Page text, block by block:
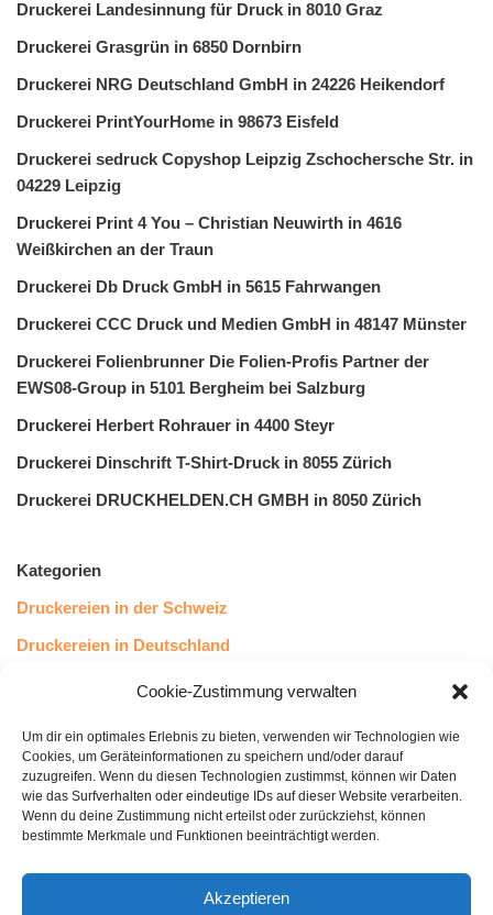
Cookie-Zustimmung verwalten
Um dir ein optimales Erlebnis zu bieten, verwenden wir Technologien wie
Cookies, um Geräteinformationen zu speichern und/oder darauf
zuzugreifen. Wenn du diesen Technologien zustimmst, können wir Daten
wie das Surfverhalten oder eindeutige IDs auf dieser Website verarbeiten.
Wenn du deine Zustimmung nicht erteilst oder zurückziehst, können
bestimmte Merkmale und Funktionen beeinträchtigt werden.
Akzeptieren
Druckerei Landesinnung für Druck in 8010 Graz
Druckerei Grasgrün in 6850 Dornbirn
Druckerei NRG Deutschland GmbH in 24226 Heikendorf
Druckerei PrintYourHome in 98673 Eisfeld
Druckerei sedruck Copyshop Leipzig Zschochersche Str. in
04229 Leipzig
Druckerei Print 4 You – Christian Neuwirth in 4616
Weißkirchen an der Traun
Druckerei Db Druck GmbH in 5615 Fahrwangen
Druckerei CCC Druck und Medien GmbH in 48147 Münster
Druckerei Folienbrunner Die Folien-Profis Partner der
EWS08-Group in 5101 Bergheim bei Salzburg
Druckerei Herbert Rohrauer in 4400 Steyr
Druckerei Dinschrift T-Shirt-Druck in 8055 Zürich
Druckerei DRUCKHELDEN.CH GMBH in 8050 Zürich
Kategorien
Druckereien in der Schweiz
Druckereien in Deutschland
Druckereien in Österreich
Kundenstimmen